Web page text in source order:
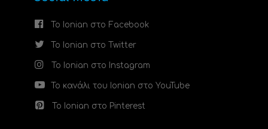
Το Ionian στο Facebook
Το Ionian στο Twitter
Το Ionian στο Instagram
Το κανάλι του Ionian στο YouTube
Το Ionian στο Pinterest